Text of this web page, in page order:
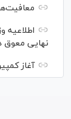
معافیت‌های ۳ و ۴ فرزندی تا ۲ سال
اطلاعیه
نهایی معوق در ۴ استان جنوبی
آغاز